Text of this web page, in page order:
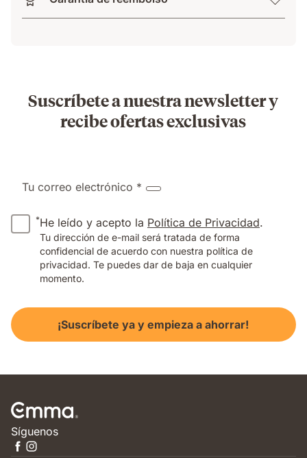
Suscríbete a nuestra newsletter y
recibe ofertas exclusivas
Tu correo electrónico *
*He leído y acepto la Política de Privacidad.
Tu dirección de e-mail será tratada de forma
confidencial de acuerdo con nuestra política de
privacidad. Te puedes dar de baja en cualquier
momento.
¡Suscríbete ya y empieza a ahorrar!
Síguenos